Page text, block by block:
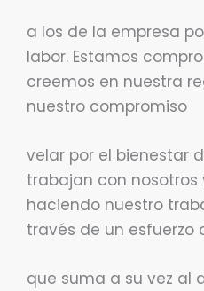
a los de la empresa
labor. Estamos
creemos en nuestra
nuestro compromiso
velar por el bienestar
trabajan con nosotros
haciendo nuestro
través de un esfuerzo
que suma a su vez al